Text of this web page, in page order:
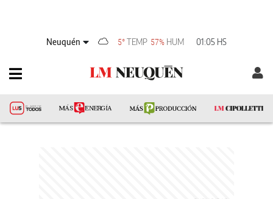
Neuquén 5° TEMP 57% HUM 01:05 HS